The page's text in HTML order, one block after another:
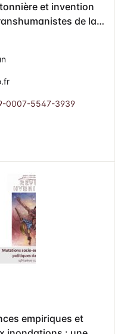
et invention
d’Ébénézer Njoh
0007-5547-3939
empiriques et